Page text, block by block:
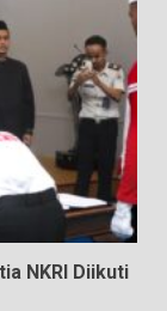
NKRI Diikuti